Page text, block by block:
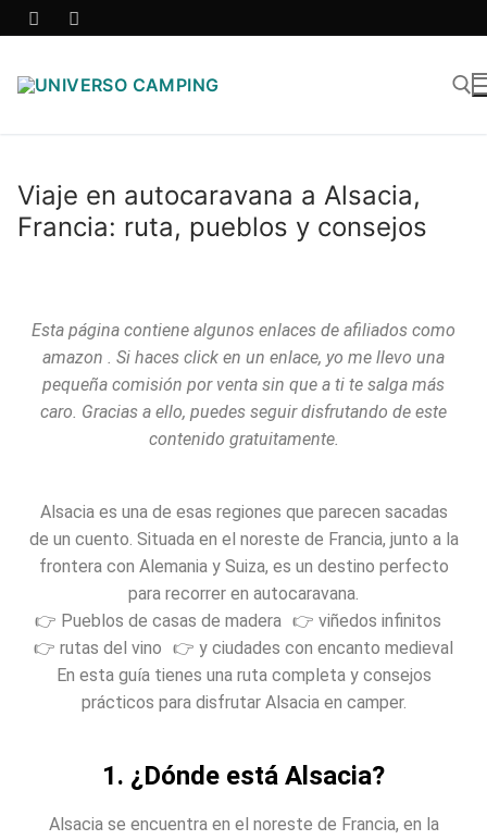
Viaje en autocaravana a Alsacia,
Francia: ruta, pueblos y consejos
Esta página contiene algunos enlaces de afiliados como
amazon . Si haces click en un enlace, yo me llevo una
pequeña comisión por venta sin que a ti te salga más
caro. Gracias a ello, puedes seguir disfrutando de este
contenido gratuitamente.
Alsacia es una de esas regiones que parecen sacadas
de un cuento. Situada en el noreste de Francia, junto a la
frontera con Alemania y Suiza, es un destino perfecto
para recorrer en autocaravana.
👉 Pueblos de casas de madera 👉 viñedos infinitos
👉 rutas del vino 👉 y ciudades con encanto medieval
En esta guía tienes una ruta completa y consejos
prácticos para disfrutar Alsacia en camper.
1. ¿Dónde está Alsacia?
Alsacia se encuentra en el noreste de Francia, en la